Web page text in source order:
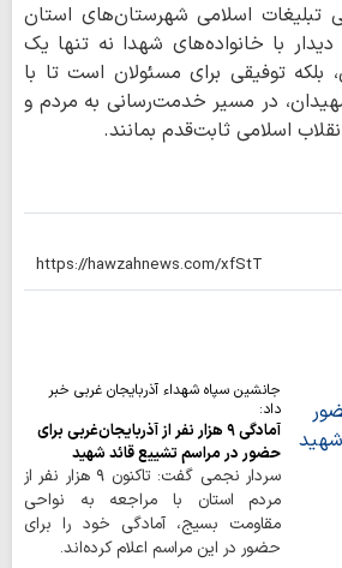
تبلیغات اسلامی شهرستان‌های استان
با خانواده‌های شهدا نه تنها یک
بلکه توفیقی برای مسئولان است تا با
در مسیر خدمت‌رسانی به مردم و
اسلامی ثابت‌قدم بمانند.
جانشین سپاه شهداء آذربایجان غربی خبر
داد:
آمادگی ۹ هزار نفر از آذربایجان‌غربی برای
حضور در مراسم تشییع قائد شهید
سردار نجمی گفت: تاکنون ۹ هزار نفر از
مردم استان با مراجعه به نواحی
مقاومت بسیج، آمادگی خود را برای
حضور در این مراسم اعلام کرده‌اند.